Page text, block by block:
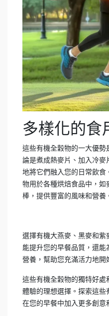
多樣化的食
這些有機全穀物的一大優
論是煮成熱麥片、加入冷
地將它們融入您的日常飲
物用於各種烘焙食品中，
棒，提供豐富的風味和營養
選擇有機大燕麥、黑麥和
能提升您的早餐品質，還
營養，幫助您充滿活力地開
這些有機全穀物的獨特好
體驗的理想選擇。探索這些
在您的早餐中加入更多創意